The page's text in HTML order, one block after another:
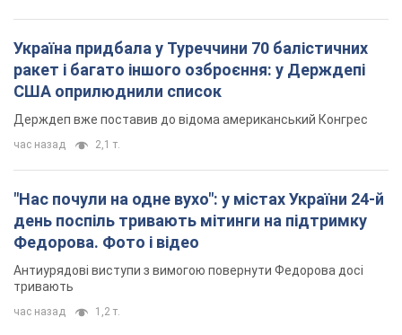
Україна придбала у Туреччини 70 балістичних
ракет і багато іншого озброєння: у Держдепі
США оприлюднили список
Держдеп вже поставив до відома американський Конгрес
час назад 2,1 т.
"Нас почули на одне вухо": у містах України 24-й
день поспіль тривають мітинги на підтримку
Федорова. Фото і відео
Антиурядові виступи з вимогою повернути Федорова досі
тривають
час назад 1,2 т.